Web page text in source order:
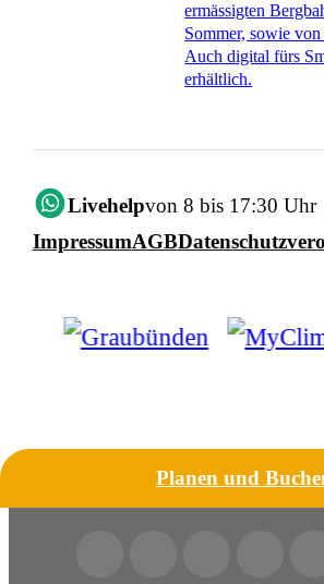
ermässigten
Sommer, sowie
Auch digital fürs
erhältlich.
Livehelpvon 8 bis 17:30 Uhr
ImpressumAGB
Planen und